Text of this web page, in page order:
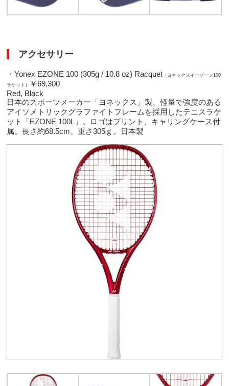
アクセサリー
・Yonex EZONE 100 (305g / 10.8 oz) Racquet （ヨネックスイーゾーン100
ラケット）
￥69,300
Red, Black
日本のスポーツメーカー「ヨネックス」製、軽量で強度のある
アイソメトリックグラファイトフレームを採用したテニスラケ
ット「EZONE 100L」。ロゴはプリント、キャリングケース付
属。長さ約68.5cm、重さ305ｇ。日本製